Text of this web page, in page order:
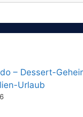
– Dessert-
Urlaub